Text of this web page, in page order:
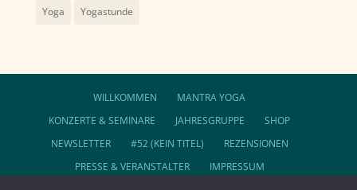
Yoga Yogastunde
WILLKOMMEN
MANTRA YOGA
KONZERTE & SEMINARE
JAHRESGRUPPE
SHOP
NEWSLETTER
#52 (KEIN TITEL)
REZENSIONEN
PRESSE & VERANSTALTER
IMPRESSUM